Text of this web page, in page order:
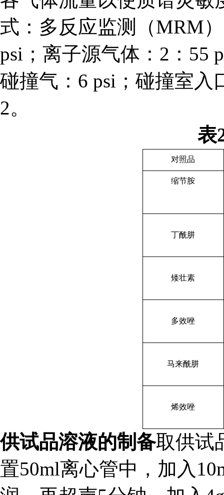
式：多反应监测（MRM
psi；离子源气体：2：55
碰撞气：6 psi；碰撞室入
2。
表
对照品
缩节胺
丁酰肼
矮壮素
多效唑
马来酰肼
烯效唑
供试品溶液的制备取供试
置50ml离心管中，加入